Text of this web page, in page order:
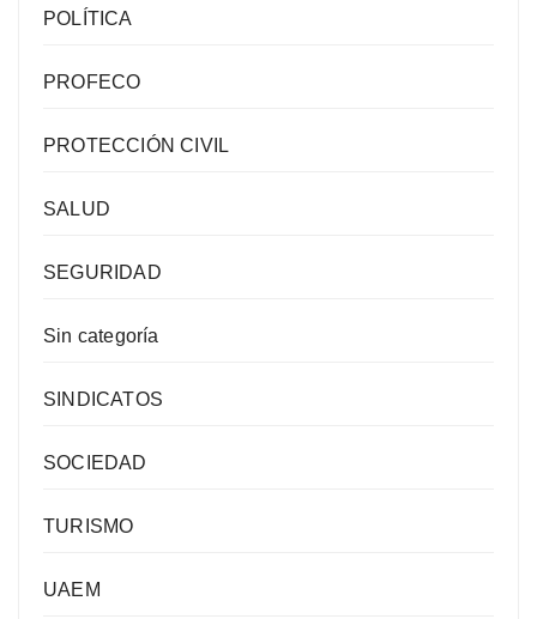
POLÍTICA
PROFECO
PROTECCIÓN CIVIL
SALUD
SEGURIDAD
Sin categoría
SINDICATOS
SOCIEDAD
TURISMO
UAEM